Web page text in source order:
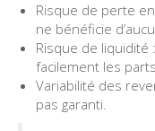
Risque de perte
ne bénéficie
Risque de
facilement les
Variabilité des
pas garanti.